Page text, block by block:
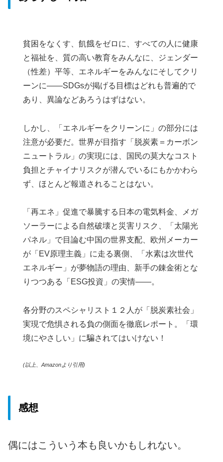
貧困をなくす、飢餓をゼロに、すべての人に健康
と福祉を、質の高い教育をみんなに、ジェンダー
（性差）平等、エネルギーをみんなにそしてクリ
ーンに――SDGsが掲げる目標はどれも普遍的で
あり、異論などあろうはずはない。
しかし、「エネルギーをクリーンに」の部分には
注意が必要だ。世界が目指す「脱炭素＝カーボン
ニュートラル」の実現には、国民の莫大なコスト
負担とチャイナリスクが潜んでいるにもかかわら
ず、ほとんど報道されることはない。
「再エネ」促進で暴騰する日本の電気料金、メガ
ソーラーによる自然破壊と災害リスク、「太陽光
パネル」で目論む中国の世界支配、欧州メーカー
が「EV原理主義」に走る裏側、「水素は次世代
エネルギー」が夢物語の理由、新手の錬金術とな
りつつある「ESG投資」の実情――。
各分野のスペシャリスト１２人が「脱炭素社会」
実現で危惧される負の側面を徹底レポート。「環
境にやさしい」に騙されてはいけない！
(以上、Amazonより引用)
感想
偶にはこういう本も良いかもしれない。